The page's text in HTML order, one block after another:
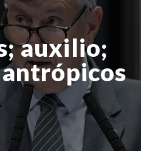
auxilio;